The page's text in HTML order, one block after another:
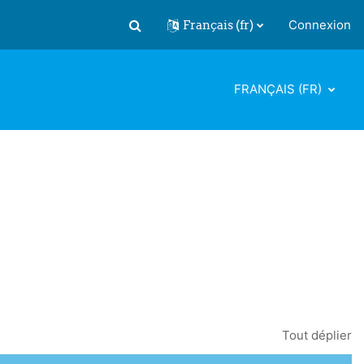
Activer/désactiver la saisie de
Français ‎(fr)‎ Connexion
FRANÇAIS ‎(FR)‎
Tout déplier